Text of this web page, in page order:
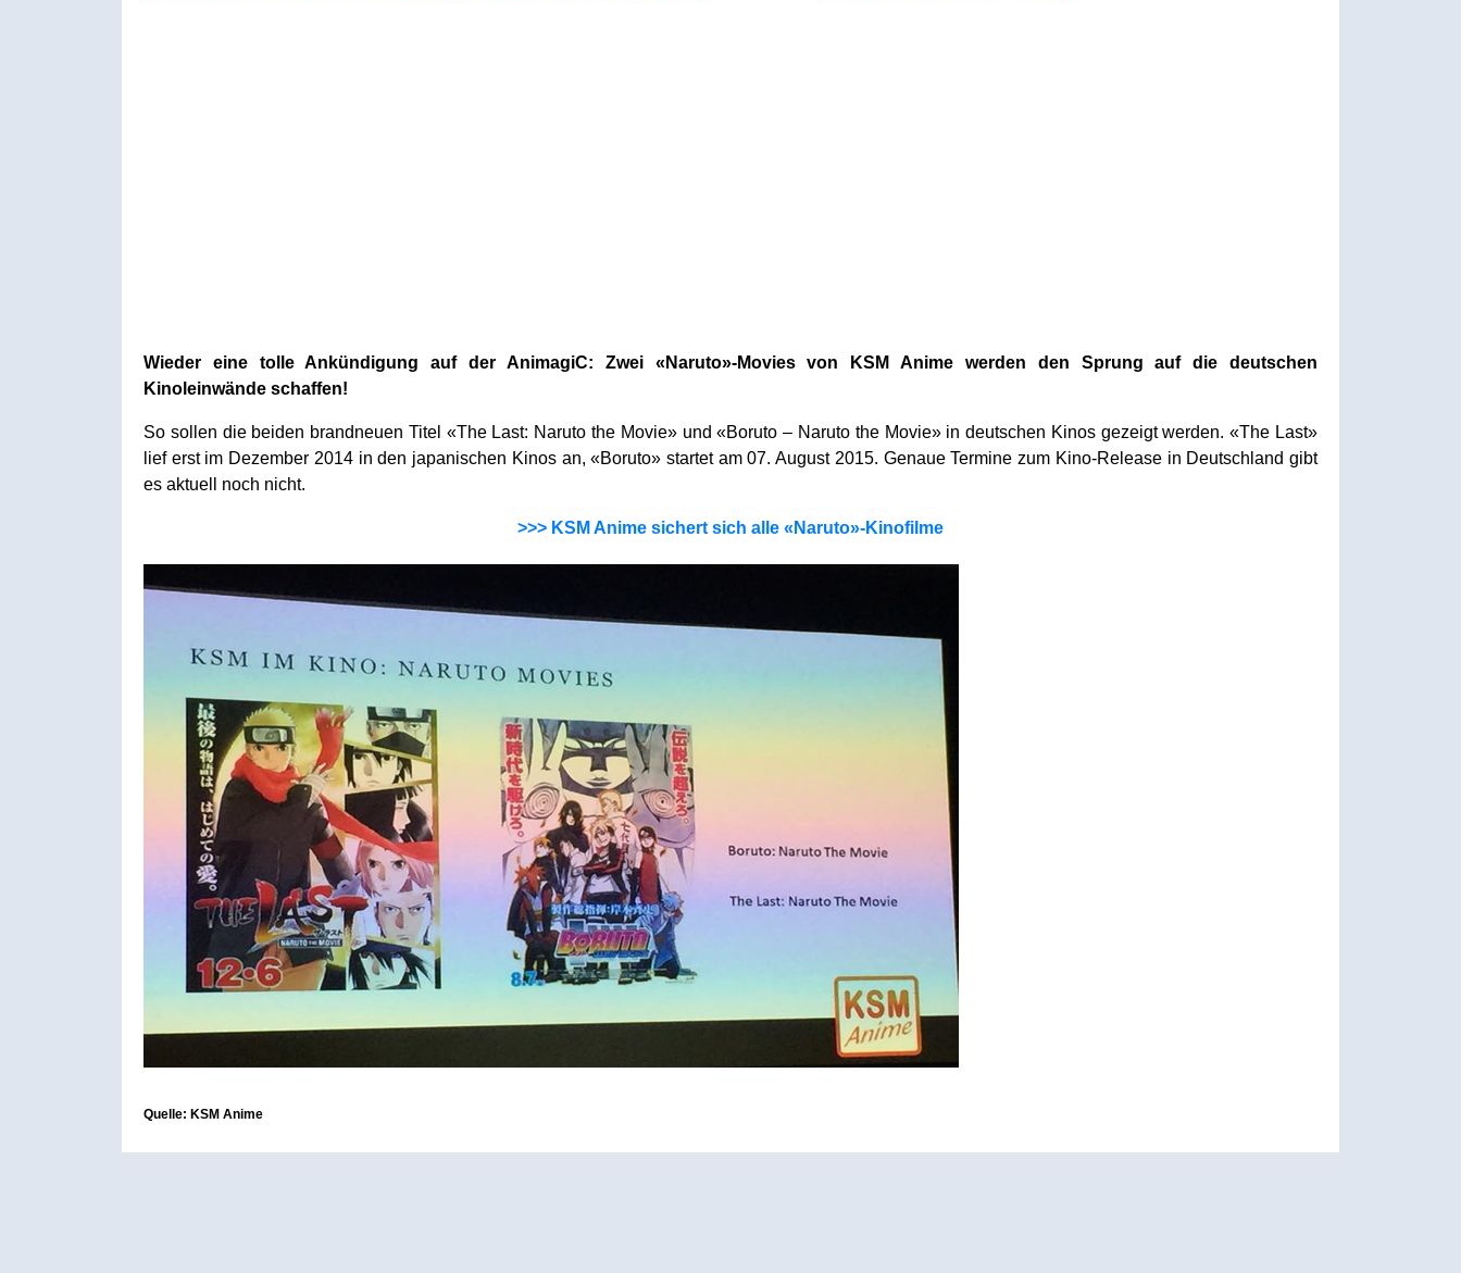
Wieder eine tolle Ankündigung auf der AnimagiC: Zwei «Naruto»-Movies von KSM Anime werden den Sprung auf die deutschen
Kinoleinwände schaffen!
So sollen die beiden brandneuen Titel «The Last: Naruto the Movie» und «Boruto – Naruto the Movie» in deutschen Kinos gezeigt werden. «The Last»
lief erst im Dezember 2014 in den japanischen Kinos an, «Boruto» startet am 07. August 2015. Genaue Termine zum Kino-Release in Deutschland gibt
es aktuell noch nicht.
>>> KSM Anime sichert sich alle «Naruto»-Kinofilme
Quelle: KSM Anime